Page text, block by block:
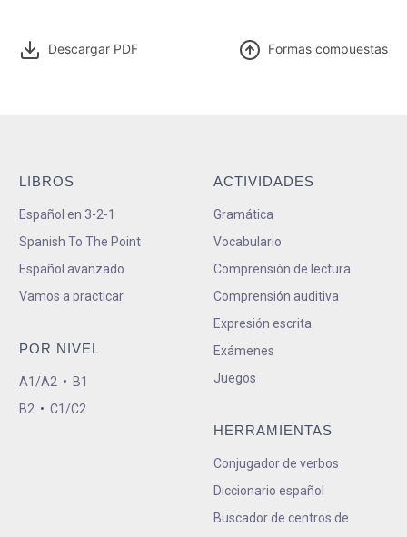
Descargar PDF Formas compuestas
LIBROS
Español en 3-2-1
Spanish To The Point
Español avanzado
Vamos a practicar
POR NIVEL
A1/A2 • B1
B2 • C1/C2
ACTIVIDADES
Gramática
Vocabulario
Comprensión de lectura
Comprensión auditiva
Expresión escrita
Exámenes
Juegos
HERRAMIENTAS
Conjugador de verbos
Diccionario español
Buscador de centros de